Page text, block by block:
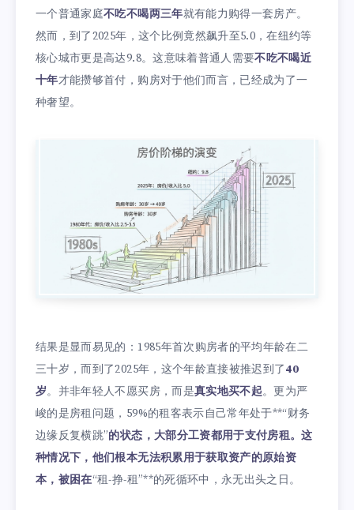
一个普通家庭不吃不喝两三年就有能力购得一套房产。
然而，到了2025年，这个比例竟然飙升至5.0，在纽约等
核心城市更是高达9.8。这意味着普通人需要不吃不喝近
十年才能攒够首付，购房对于他们而言，已经成为了一
种奢望。
结果是显而易见的：1985年首次购房者的平均年龄在二
三十岁，而到了2025年，这个年龄直接被推迟到了40
岁。并非年轻人不愿买房，而是真实地买不起。更为严
峻的是房租问题，59%的租客表示自己常年处于**“财务
边缘反复横跳”的状态，大部分工资都用于支付房租。这
种情况下，他们根本无法积累用于获取资产的原始资
本，被困在“租-挣-租”**的死循环中，永无出头之日。